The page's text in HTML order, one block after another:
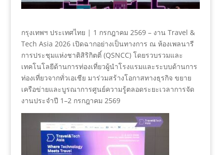
กรุงเทพฯ ประเทศไทย | 1 กรกฎาคม 2569 – งาน Travel &
Tech Asia 2026 เปิดฉากอย่างเป็นทางการ ณ ห้องเพลนารี
การประชุมแห่งชาติสิริกิตติ์ (QSNCC) โดยรวบรวมและ
เทคโนโลยีด้านการท่องเที่ยวผู้นำโรงแรมและระบบด้านการ
ท่องเที่ยวจากทั่วเอเชีย มาร่วมสร้างโอกาสทางธุรกิจ ขยาย
เครือข่ายและบูรณาการศูนย์ความรู้ตลอดระยะเวลาการจัด
งานประจำปี 1–2 กรกฎาคม 2569